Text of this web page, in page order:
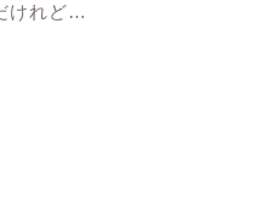
けれど…